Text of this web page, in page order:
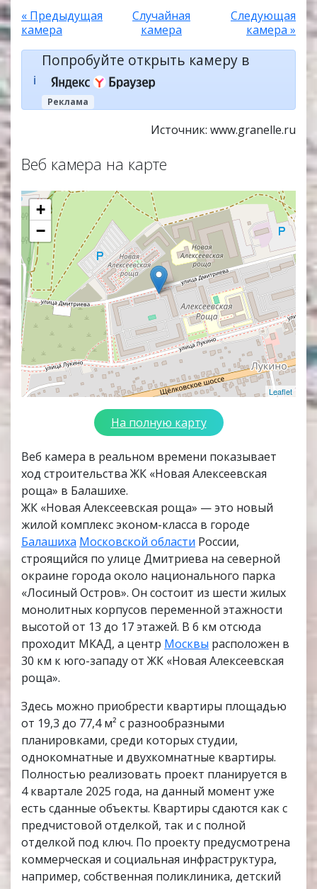
« Предыдущая
камера
Случайная
камера
Следующая
камера »
ℹ️
Попробуйте открыть камеру в
Реклама
Источник: www.granelle.ru
Веб камера на карте
+
−
Leaflet
На полную карту
Веб камера в реальном времени показывает
ход строительства ЖК «Новая Алексеевская
роща» в Балашихе.
ЖК «Новая Алексеевская роща» — это новый
жилой комплекс эконом-класса в городе
Балашиха Московской области России,
строящийся по улице Дмитриева на северной
окраине города около национального парка
«Лосиный Остров». Он состоит из шести жилых
монолитных корпусов переменной этажности
высотой от 13 до 17 этажей. В 6 км отсюда
проходит МКАД, а центр Москвы расположен в
30 км к юго-западу от ЖК «Новая Алексеевская
роща».
Здесь можно приобрести квартиры площадью
от 19,3 до 77,4 м² с разнообразными
планировками, среди которых студии,
однокомнатные и двухкомнатные квартиры.
Полностью реализовать проект планируется в
4 квартале 2025 года, на данный момент уже
есть сданные объекты. Квартиры сдаются как с
предчистовой отделкой, так и с полной
отделкой под ключ. По проекту предусмотрена
коммерческая и социальная инфраструктура,
например, собственная поликлиника, детский